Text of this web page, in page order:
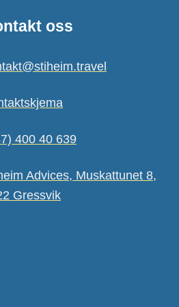
oss
400 40 639
Advices, Muskattunet 8,
Gressvik